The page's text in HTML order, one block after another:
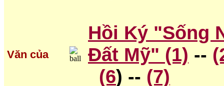
Văn của
Hồi Ký "Sống
Đất Mỹ" (1) --
(6) -- (7)